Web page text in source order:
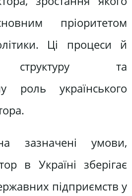
пріоритетом
Ці процеси й
структуру та
роль українського
зазначені умови,
в Україні зберігає
підприємств у